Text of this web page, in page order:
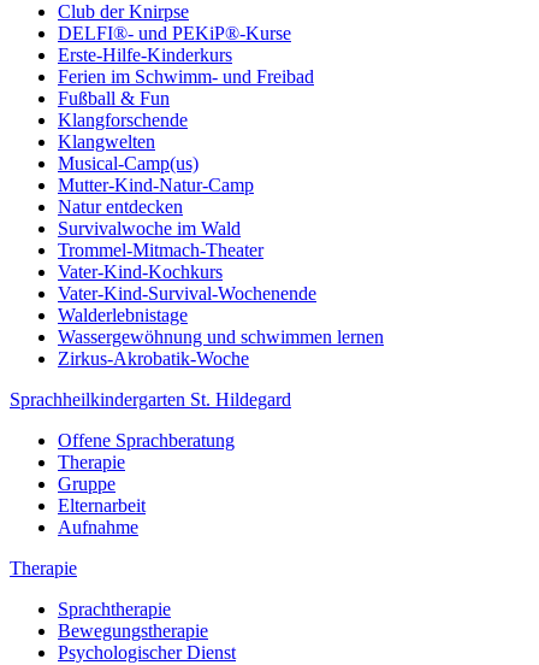
Club der Knirpse
DELFI®- und PEKiP®-Kurse
Erste-Hilfe-Kinderkurs
Ferien im Schwimm- und Freibad
Fußball & Fun
Klangforschende
Klangwelten
Musical-Camp(us)
Mutter-Kind-Natur-Camp
Natur entdecken
Survivalwoche im Wald
Trommel-Mitmach-Theater
Vater-Kind-Kochkurs
Vater-Kind-Survival-Wochenende
Walderlebnistage
Wassergewöhnung und schwimmen lernen
Zirkus-Akrobatik-Woche
Sprachheilkindergarten St. Hildegard
Offene Sprachberatung
Therapie
Gruppe
Elternarbeit
Aufnahme
Therapie
Sprachtherapie
Bewegungstherapie
Psychologischer Dienst